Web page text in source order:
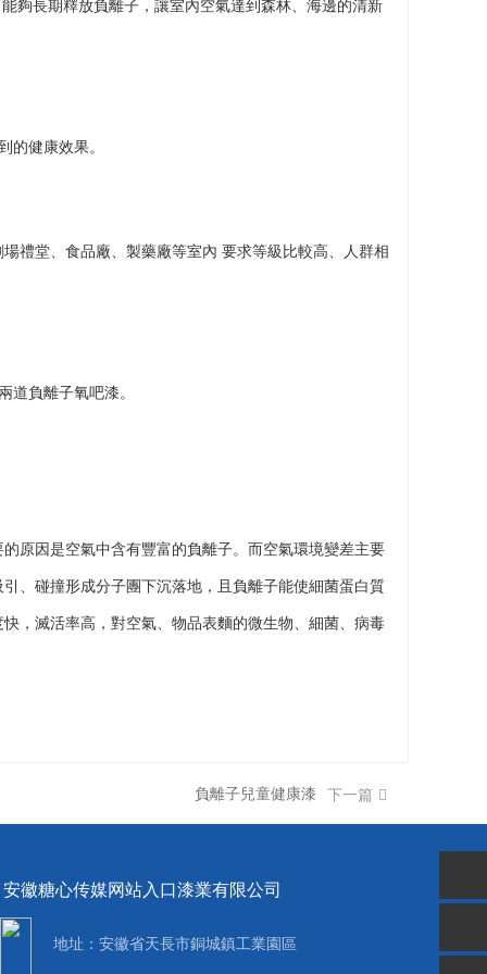
夠長期釋放負離子，讓室內空氣達到森林、海邊的清新
的健康效果。
禮堂、食品廠、製藥廠等室內 要求等級比較高、人群相
道負離子氧吧漆。
原因是空氣中含有豐富的負離子。而空氣環境變差主要
、碰撞形成分子團下沉落地，且負離子能使細菌蛋白質
，滅活率高，對空氣、物品表麵的微生物、細菌、病毒
負離子兒童健康漆 下一篇
地址：安徽省天長市銅城鎮工業園區
安徽糖心传媒网站入口漆業有限公司